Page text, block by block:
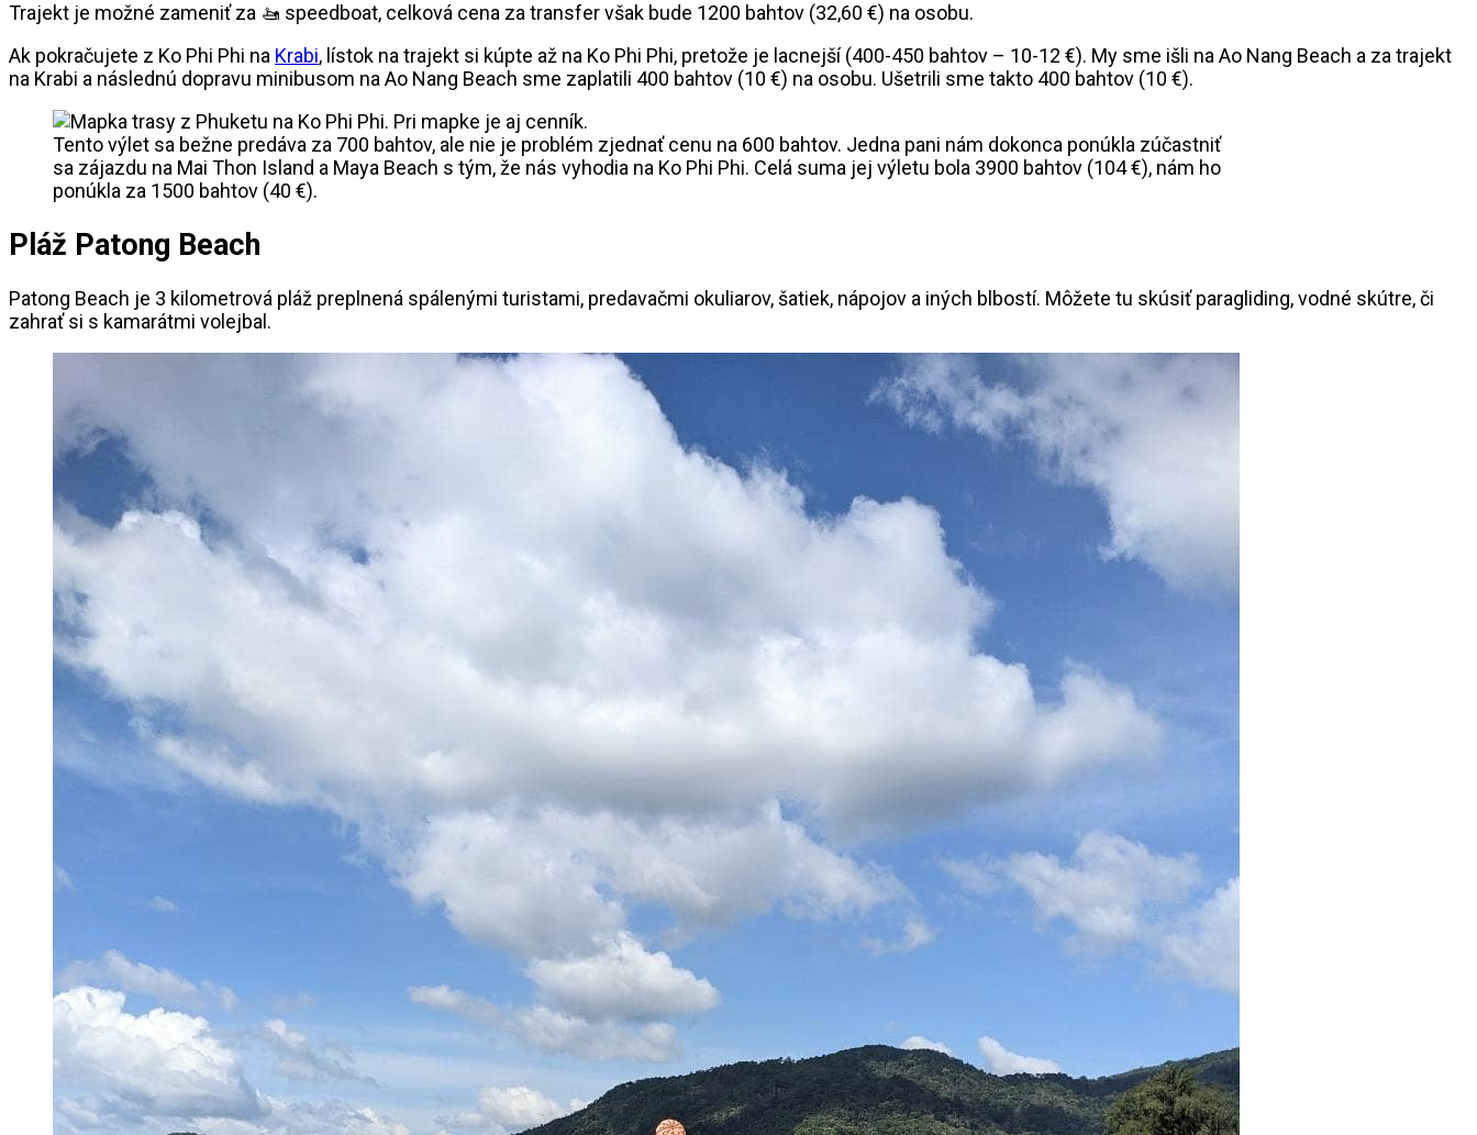
Trajekt je možné zameniť za 🚤 speedboat, celková cena za transfer však bude 1200 bahtov (32,60 €) na osobu.
Ak pokračujete z Ko Phi Phi na Krabi, lístok na trajekt si kúpte až na Ko Phi Phi, pretože je lacnejší (400-450 bahtov – 10-12 €). My sme išli na Ao Nang Beach a za trajekt
na Krabi a následnú dopravu minibusom na Ao Nang Beach sme zaplatili 400 bahtov (10 €) na osobu. Ušetrili sme takto 400 bahtov (10 €).
Tento výlet sa bežne predáva za 700 bahtov, ale nie je problém zjednať cenu na 600 bahtov. Jedna pani nám dokonca ponúkla zúčastniť
sa zájazdu na Mai Thon Island a Maya Beach s tým, že nás vyhodia na Ko Phi Phi. Celá suma jej výletu bola 3900 bahtov (104 €), nám ho
ponúkla za 1500 bahtov (40 €).
Pláž Patong Beach
Patong Beach je 3 kilometrová pláž preplnená spálenými turistami, predavačmi okuliarov, šatiek, nápojov a iných blbostí. Môžete tu skúsiť paragliding, vodné skútre, či
zahrať si s kamarátmi volejbal.